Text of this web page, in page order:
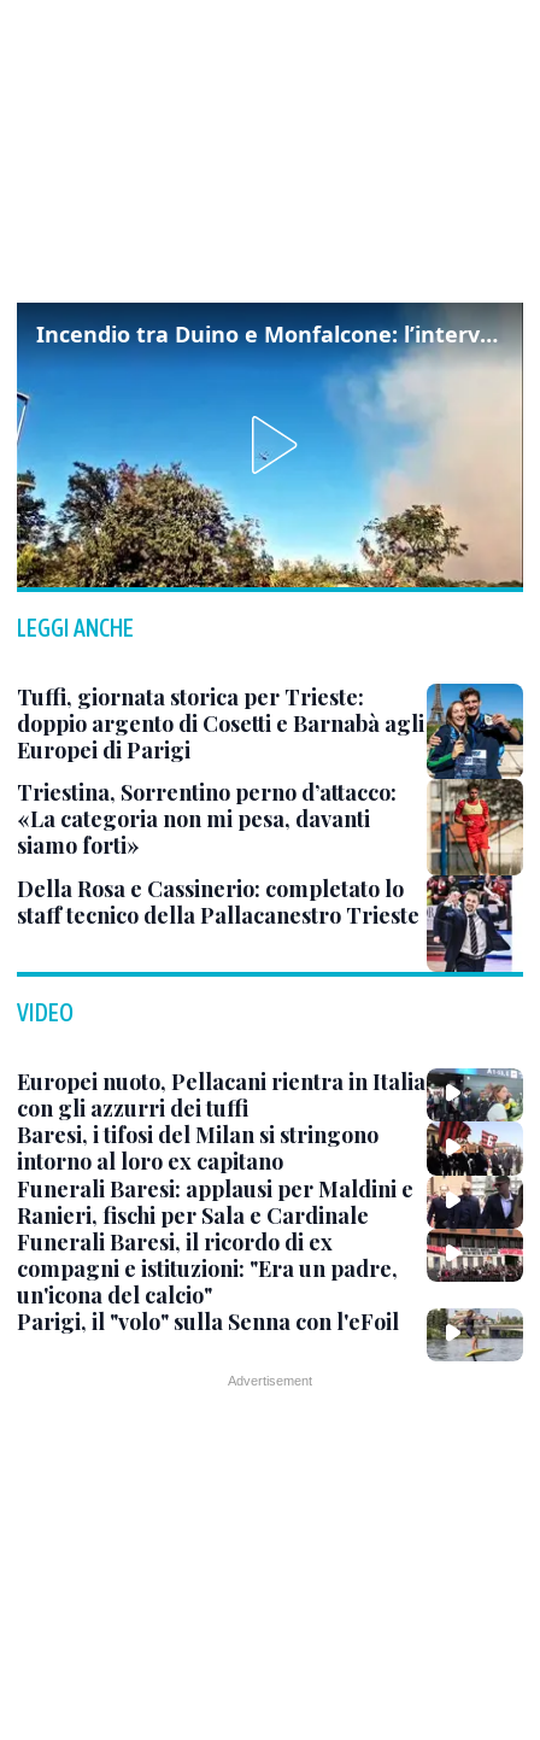
Incendio tra Duino e Monfalcone: l’intervento dei vigili del fuoco
LEGGI ANCHE
Tuffi, giornata storica per Trieste:
doppio argento di Cosetti e Barnabà agli
Europei di Parigi
Triestina, Sorrentino perno d’attacco:
«La categoria non mi pesa, davanti
siamo forti»
Della Rosa e Cassinerio: completato lo
staff tecnico della Pallacanestro Trieste
VIDEO
Europei nuoto, Pellacani rientra in Italia
con gli azzurri dei tuffi
Baresi, i tifosi del Milan si stringono
intorno al loro ex capitano
Funerali Baresi: applausi per Maldini e
Ranieri, fischi per Sala e Cardinale
Funerali Baresi, il ricordo di ex
compagni e istituzioni: "Era un padre,
un'icona del calcio"
Parigi, il "volo" sulla Senna con l'eFoil